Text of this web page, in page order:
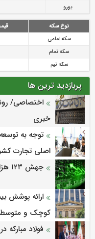
یورو
نوع سکه
سکه امامی
سکه تمام
سکه نیم
پربازدید ترین ها
اختصاصی/
خبری
توجه به
اصلی تجارت
جهش ۱۲۳ هزار واحدی شاخص بورس
ارائه پوشش
کوچک و متوسط
فولاد مبارکه